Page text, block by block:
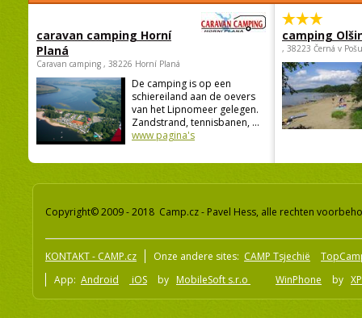
caravan camping Horní
Planá
Caravan camping , 38226 Horní Planá
De camping is op een
schiereiland aan de oevers
van het Lipnomeer gelegen.
Zandstrand, tennisbanen, ...
www pagina's
camping
, 38223 Černá v
Copyright© 2009 - 2018 Camp.cz - Pavel Hess, alle rechten
KONTAKT - CAMP.cz Onze andere sites: CAMP Tsjechië
App: Android iOS by MobileSoft s.r.o WinPhone by